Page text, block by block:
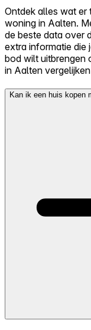
Ontdek alles wat
woning in Aalten.
de beste data over
extra informatie die
bod wilt uitbrengen
in Aalten
Kan ik een huis kopen